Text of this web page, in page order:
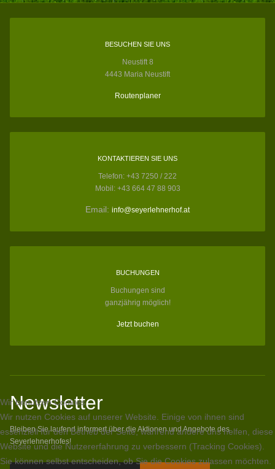
BESUCHEN SIE UNS
Neustift 8
4443 Maria Neustift
Routenplaner
KONTAKTIEREN SIE UNS
Telefon: +43 7250 / 222
Mobil: +43 664 47 88 903
Email: info@seyerlehnerhof.at
BUCHUNGEN
Buchungen sind
ganzjährig möglich!
Jetzt buchen
Newsletter
Bleiben Sie laufend informert über die Aktionen und Angebote des
Seyerlehnerhofes!
Wir benutzen Cookies
Wir nutzen Cookies auf unserer Website. Einige von ihnen sind
essenziell für den Betrieb der Seite, während andere uns helfen, diese
Website und die Nutzererfahrung zu verbessern (Tracking Cookies).
Sie können selbst entscheiden, ob Sie die Cookies zulassen möchten.